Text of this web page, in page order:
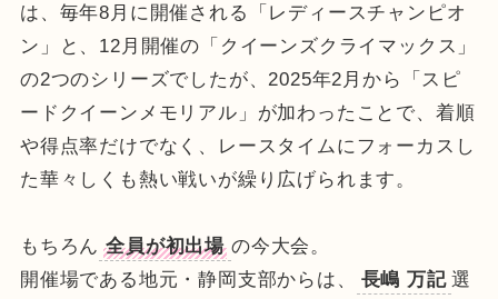
は、毎年8月に開催される「レディースチャンピオ
ン」と、12月開催の「クイーンズクライマックス」
の2つのシリーズでしたが、2025年2月から「スピ
ードクイーンメモリアル」が加わったことで、着順
や得点率だけでなく、レースタイムにフォーカスし
た華々しくも熱い戦いが繰り広げられます。
もちろん 全員が初出場 の今大会。
開催場である地元・静岡支部からは、
長嶋 万記 選